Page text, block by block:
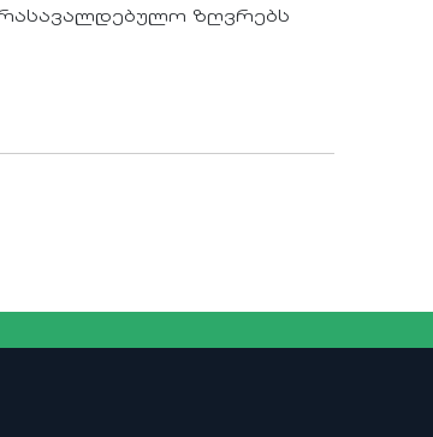
ზღვრებს